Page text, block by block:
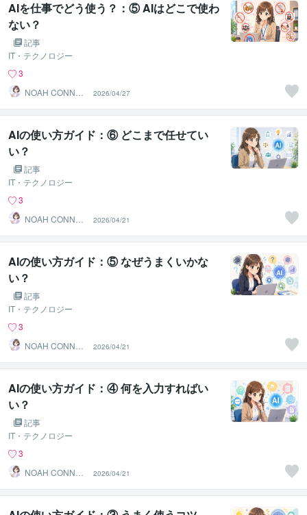
AIを仕事でどう使う？：⑤ AIはどこで使わ
ない？
記事
IT・テクノロジー
3
NOAH CONNEC
2026/04/27
AIの使い方ガイド：⑥ どこまで任せてい
い？
記事
IT・テクノロジー
3
NOAH CONNEC
2026/04/21
AIの使い方ガイド：⑤ なぜうまくいかな
い？
記事
IT・テクノロジー
3
NOAH CONNEC
2026/04/21
AIの使い方ガイド：④ 何を入力すればい
い？
記事
IT・テクノロジー
3
NOAH CONNEC
2026/04/21